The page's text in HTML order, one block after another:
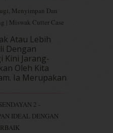
Menyimpan Dan
| Miswak Cutter Case
Atau Lebih
Dengan
Kini Jarang-
Oleh Kita
Ia Merupakan
2 -
IDEAL DENGAN